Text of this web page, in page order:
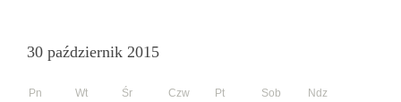
30 październik 2015
Pn Wt Śr Czw Pt Sob Ndz